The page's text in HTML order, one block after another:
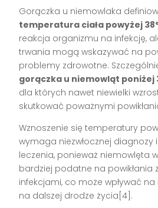
Gorączka u niemowlaka
temperatura ciała powyżej
reakcja organizmu na infekcję,
trwania mogą wskazywać na
problemy zdrowotne.
gorączka u niemowląt poniżej
dla których nawet niewielki
skutkować poważnymi
Wznoszenie się temperatury
wymaga niezwłocznej
leczenia, ponieważ niemowlęta
bardziej podatne na powikłania
infekcjami, co może wpływać
na dalszej drodze życia[4].